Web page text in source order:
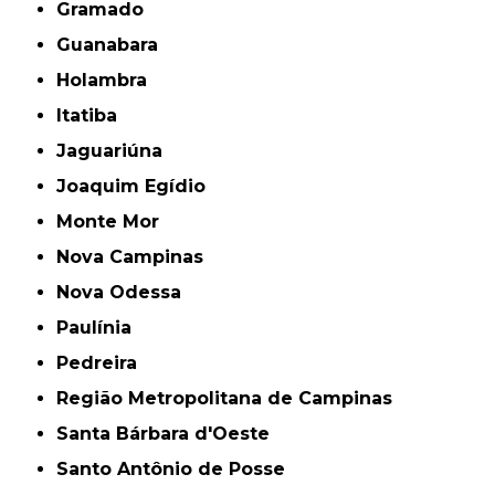
Gramado
Guanabara
Holambra
Itatiba
Jaguariúna
Joaquim Egídio
Monte Mor
Nova Campinas
Nova Odessa
Paulínia
Pedreira
Região Metropolitana de Campinas
Santa Bárbara d'Oeste
Santo Antônio de Posse